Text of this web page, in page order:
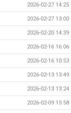
2026-02-27 14:25
2026-02-27 13:00
2026-02-20 14:39
2026-02-16 16:06
2026-02-16 10:53
2026-02-13 13:49
2026-02-13 13:24
2026-02-09 15:58